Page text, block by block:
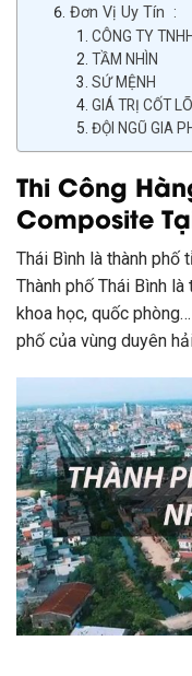
Đơn Vị Uy Tín :
CÔNG TY
TẦM NHÌN
SỨ MỆNH
GIÁ TRỊ CỐT LÕI
ĐỘI NGŨ GIA
Thi Công
Composite
Thái Bình là thành phố
Thành phố Thái Bình
khoa học, quốc
phố của vùng duyên